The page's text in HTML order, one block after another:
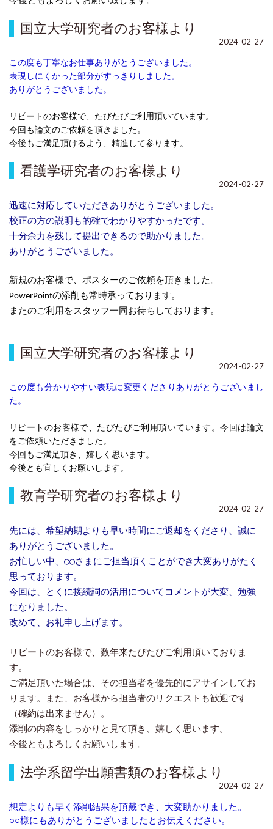
国立大学研究者のお客様より
2024-02-27
この度も丁寧なお仕事ありがとうございました。
表現しにくかった部分がすっきりしました。
ありがとうございました。
リピートのお客様で、たびたびご利用頂いています。
今回も論文のご依頼を頂きました。
今後もご満足頂けるよう、精進して参ります。
看護学研究者のお客様より
2024-02-27
迅速に対応していただきありがとうございました。
校正の方の説明も的確でわかりやすかったです。
十分余力を残して提出できるので助かりました。
ありがとうございました。
新規のお客様で、ポスターのご依頼を頂きました。
PowerPointの添削も常時承っております。
またのご利用をスタッフ一同お待ちしております。
国立大学研究者のお客様より
2024-02-27
この度も分かりやすい表現に変更くださりありがとうございまし
た。
リピートのお客様で、たびたびご利用頂いています。今回は論文
をご依頼いただきました。
今回もご満足頂き、嬉しく思います。
今後とも宜しくお願いします。
教育学研究者のお客様より
2024-02-27
先には、希望納期よりも早い時間にご返却をくださり、誠に
ありがとうございました。
お忙しい中、○○さまにご担当頂くことができ 大変ありがたく
思っております。
今回は、とくに接続詞の活用についてコメントが大変、勉強
になりました。
改めて、お礼申し上げます。
リピートのお客様で、数年来たびたびご利用頂いておりま
す。
ご満足頂いた場合は、その担当者を優先的にアサインしてお
ります。また、お客様から担当者のリクエストも歓迎です
（確約は出来ません）。
添削の内容をしっかりと見て頂き、嬉しく思います。
今後ともよろしくお願いします。
法学系留学出願書類のお客様より
2024-02-27
想定よりも早く添削結果を頂戴でき、大変助かりました。
○○様にもありがとうございましたとお伝えください。